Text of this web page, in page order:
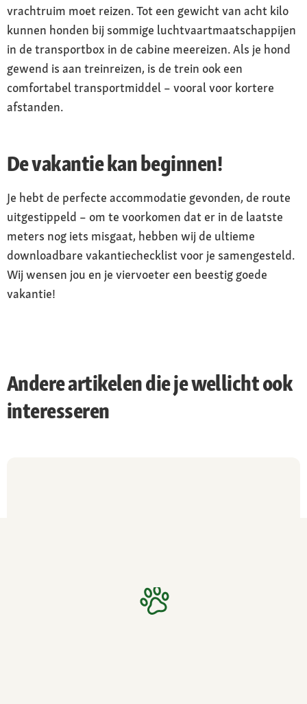
vrachtruim moet reizen. Tot een gewicht van acht kilo
kunnen honden bij sommige luchtvaartmaatschappijen
in de transportbox in de cabine meereizen. Als je hond
gewend is aan treinreizen, is de trein ook een
comfortabel transportmiddel – vooral voor kortere
afstanden.
De vakantie kan beginnen!
Je hebt de perfecte accommodatie gevonden, de route
uitgestippeld – om te voorkomen dat er in de laatste
meters nog iets misgaat, hebben wij de ultieme
downloadbare vakantiechecklist voor je samengesteld.
Wij wensen jou en je viervoeter een beestig goede
vakantie!
Andere artikelen die je wellicht ook
interesseren